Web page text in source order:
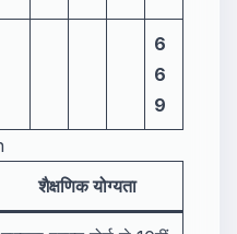
6
6
9
शैक्षणिक योग्यता